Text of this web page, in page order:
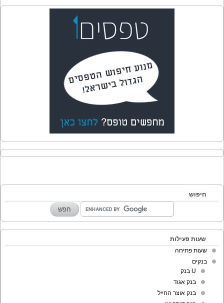
חיפוש
שעות פעילות
שעות פתיחה
בנקים
U בנק
בנק אגוד
בנק אוצר החייל